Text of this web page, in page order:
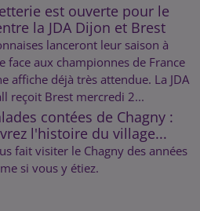
est ouverte pour le
la JDA Dijon et Brest
lanceront leur saison à
face aux championnes de France
affiche déjà très attendue. La JDA
reçoit Brest mercredi 2...
contées de Chagny :
l'histoire du village...
fait visiter le Chagny des années
si vous y étiez.